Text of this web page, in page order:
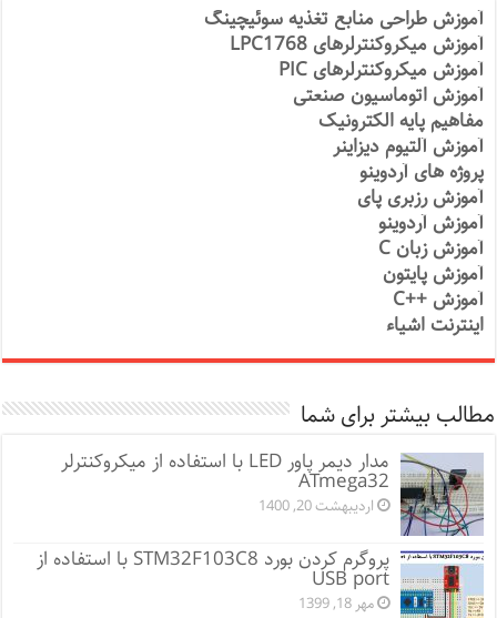
آموزش طراحی منابع تغذیه سوئیچینگ
آموزش میکروکنترلرهای LPC1768
آموزش میکروکنترلرهای PIC
آموزش اتوماسیون صنعتی
مفاهیم پایه الکترونیک
آموزش آلتیوم دیزاینر
پروژه های آردوینو
آموزش رزبری پای
آموزش آردوینو
آموزش زبان C
آموزش پایتون
آموزش ++C
اینترنت اشیاء
مطالب بیشتر برای شما
مدار دیمر پاور LED با استفاده از میکروکنترلر
ATmega32
اردیبهشت 20, 1400
پروگرم کردن بورد STM32F103C8 با استفاده از
USB port
مهر 18, 1399